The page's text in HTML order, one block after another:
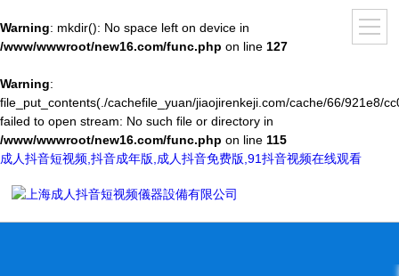
Warning: mkdir(): No space left on device in
/www/wwwroot/new16.com/func.php on line 127
Warning:
file_put_contents(./cachefile_yuan/jiaojirenkeji.com/cache/66/921e8/
failed to open stream: No such file or directory in
/www/wwwroot/new16.com/func.php on line 115
成人抖音短视频,抖音成年版,成人抖音免费版,91抖音视频在线观看